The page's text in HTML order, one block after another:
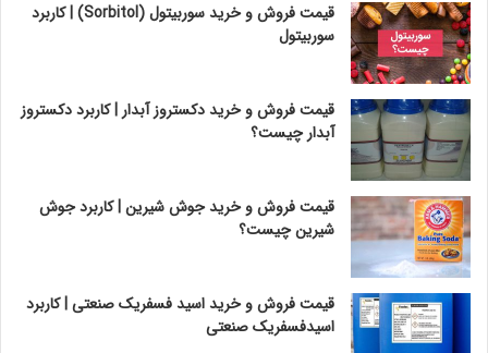
قیمت فروش و خرید سوربیتول (Sorbitol) | کاربرد
سوربیتول
قیمت فروش و خرید دکستروز آبدار | کاربرد دکستروز
آبدار چیست؟
قیمت فروش و خرید جوش شیرین | کاربرد جوش
شیرین چیست؟
قیمت فروش و خرید اسید فسفریک صنعتی | کاربرد
اسیدفسفریک صنعتی